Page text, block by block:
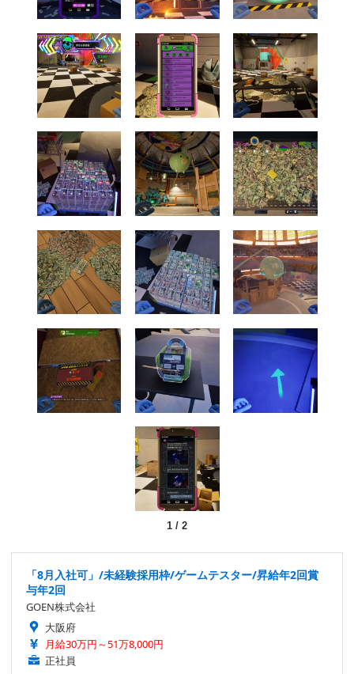
1/ 2
「8月入社可」/未経験採用枠/ゲームテスター/昇給年2回賞
与年2回
GOEN株式会社
大阪府
月給30万円～51万8,000円
正社員